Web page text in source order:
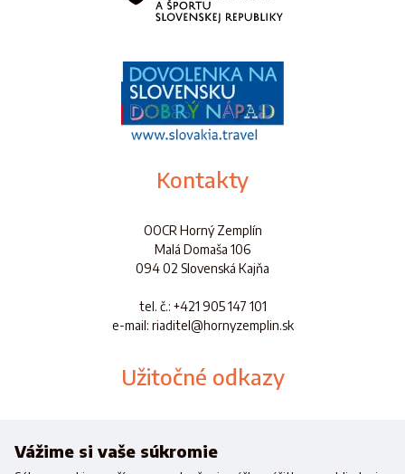
Kontakty
OOCR Horný Zemplín
Malá Domaša 106
094 02 Slovenská Kajňa
tel. č.: +421 905 147 101
e-mail: riaditel@hornyzemplin.sk
Užitočné odkazy
Aplikácia
Vážime si vaše súkromie